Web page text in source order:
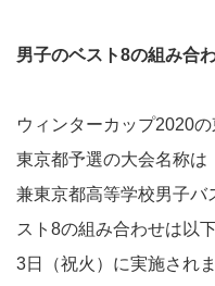
男子のベスト8の組み合
ウィンターカップ2020
東京都予選の大会名称は
兼東京都高等学校男子バ
スト8の組み合わせは以
3日（祝火）に実施されま